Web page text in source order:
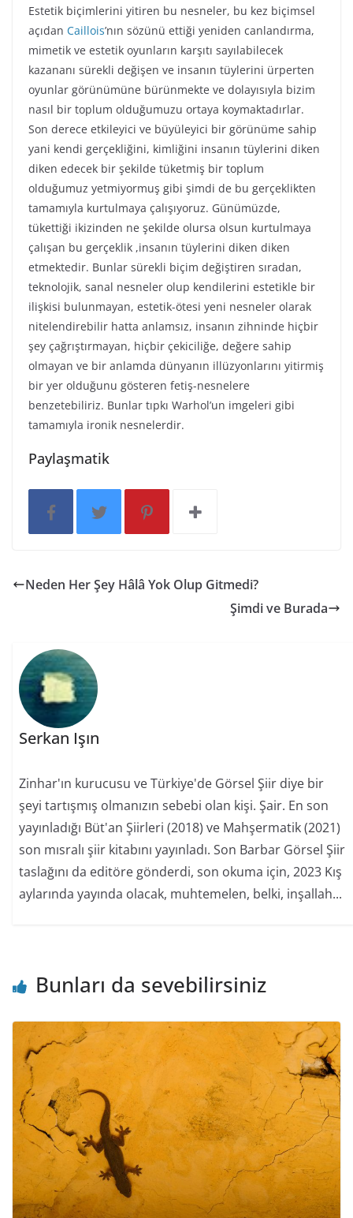
Estetik biçimlerini yitiren bu nesneler, bu kez biçimsel
açıdan Caillois’nın sözünü ettiği yeniden canlandırma,
mimetik ve estetik oyunların karşıtı sayılabilecek
kazananı sürekli değişen ve insanın tüylerini ürperten
oyunlar görünümüne bürünmekte ve dolayısıyla bizim
nasıl bir toplum olduğumuzu ortaya koymaktadırlar.
Son derece etkileyici ve büyüleyici bir görünüme sahip
yani kendi gerçekliğini, kimliğini insanın tüylerini diken
diken edecek bir şekilde tüketmiş bir toplum
olduğumuz yetmiyormuş gibi şimdi de bu gerçeklikten
tamamıyla kurtulmaya çalışıyoruz. Günümüzde,
tükettiği ikizinden ne şekilde olursa olsun kurtulmaya
çalışan bu gerçeklik ,insanın tüylerini diken diken
etmektedir. Bunlar sürekli biçim değiştiren sıradan,
teknolojik, sanal nesneler olup kendilerini estetikle bir
ilişkisi bulunmayan, estetik-ötesi yeni nesneler olarak
nitelendirebilir hatta anlamsız, insanın zihninde hiçbir
şey çağrıştırmayan, hiçbir çekiciliğe, değere sahip
olmayan ve bir anlamda dünyanın illüzyonlarını yitirmiş
bir yer olduğunu gösteren fetiş-nesnelere
benzetebiliriz. Bunlar tıpkı Warhol’un imgeleri gibi
tamamıyla ironik nesnelerdir.
Paylaşmatik
Neden Her Şey Hâlâ Yok Olup Gitmedi?
Şimdi ve Burada
Serkan Işın
Zinhar'ın kurucusu ve Türkiye'de Görsel Şiir diye bir
şeyi tartışmış olmanızın sebebi olan kişi. Şair. En son
yayınladığı Büt'an Şiirleri (2018) ve Mahşermatik (2021)
son mısralı şiir kitabını yayınladı. Son Barbar Görsel Şiir
taslağını da editöre gönderdi, son okuma için, 2023 Kış
aylarında yayında olacak, muhtemelen, belki, inşallah...
Bunları da sevebilirsiniz